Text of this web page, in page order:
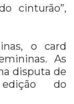
cinturão”,
o card
As
disputa de
do